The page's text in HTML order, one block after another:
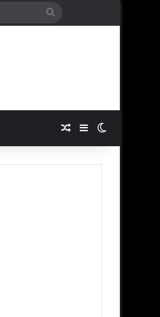
Buscar
Publicación al azar
Barra lateral